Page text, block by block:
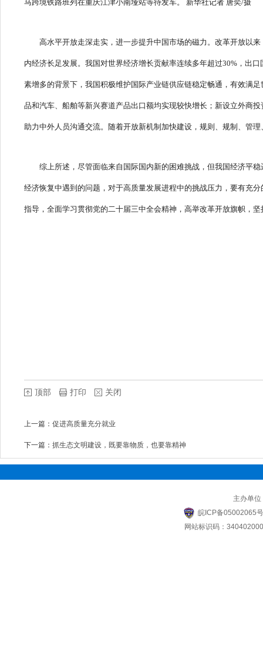
马跨境铁路班列在重庆江津小南垭站等待发车。 新华社记者 唐奕/摄
高水平开放走深走实，进一步提升中国市场的磁力。改革开放以
内经济长足发展。我国对世界经济增长贡献率连续多年超过30%，出
素增多的背景下，我国积极维护国际产业链供应链稳定畅通，有效满
品和汽车、船舶等新兴赛道产品出口额均实现较快增长；新设立外商
助力中外人员沟通交流。随着开放新机制加快建设，规则、规制、管
综上所述，尽管面临来自国际国内新的困难挑战，但我国经济平
经济恢复中遇到的问题，对于高质量发展进程中的挑战压力，要有充
指导，全面学习贯彻党的二十届三中全会精神，高举改革开放旗帜，
顶部 打印 关闭
上一篇： 促进高质量充分就业
下一篇： 抓生态文明建设，既要靠物质，也要靠精神
主办单
皖ICP备05002065
网站标识码：